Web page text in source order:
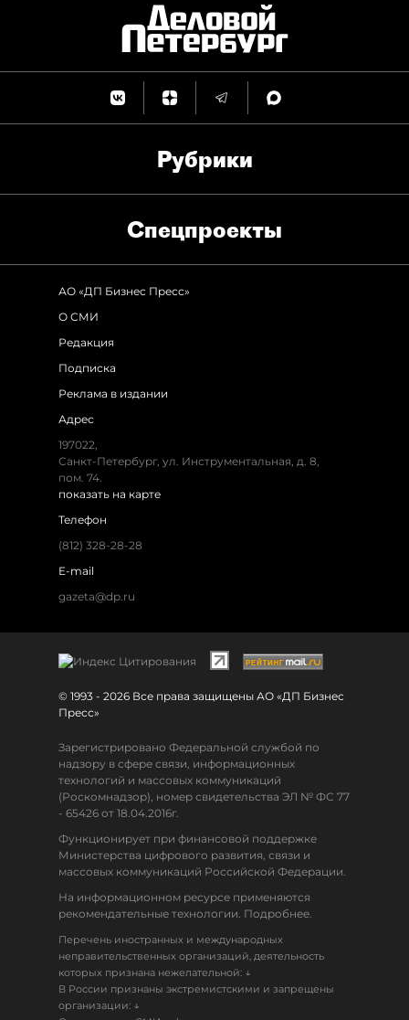
Рубрики
Спец­проекты
АО «ДП Бизнес Пресс»
О СМИ
Редакция
Подписка
Реклама в издании
Адрес
197022,
Санкт-Петербург, ул. Инструментальная, д. 8,
пом. 74.
показать на карте
Телефон
(812) 328-28-28
E-mail
gazeta@dp.ru
© 1993 - 2026 Все права защищены АО «ДП Бизнес
Пресс»
Зарегистрировано Федеральной службой по
надзору в сфере связи, информационных
технологий и массовых коммуникаций
(Роскомнадзор), номер свидетельства ЭЛ № ФС 77
- 65426 от 18.04.2016г.
Функционирует при финансовой поддержке
Министерства цифрового развития, связи и
массовых коммуникаций Российской Федерации.
На информационном ресурсе применяются
рекомендательные технологии. Подробнее.
Перечень иностранных и международных
неправительственных организаций, деятельность
которых признана нежелательной: ↓
В России признаны экстремистскими и запрещены
организации: ↓